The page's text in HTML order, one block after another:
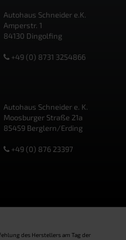
Autohaus Schneider e.K.
Amperstr. 1
84130 Dingolfing
+49 (0) 8731 3254866
Autohaus Schneider e. K.
Moosburger Straße 21a
85459 Berglern/Erding
+49 (0) 876 23397
des Herstellers am Tag der